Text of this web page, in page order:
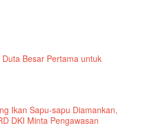
Besar Pertama untuk
Ikan Sapu-sapu Diamankan,
DKI Minta Pengawasan